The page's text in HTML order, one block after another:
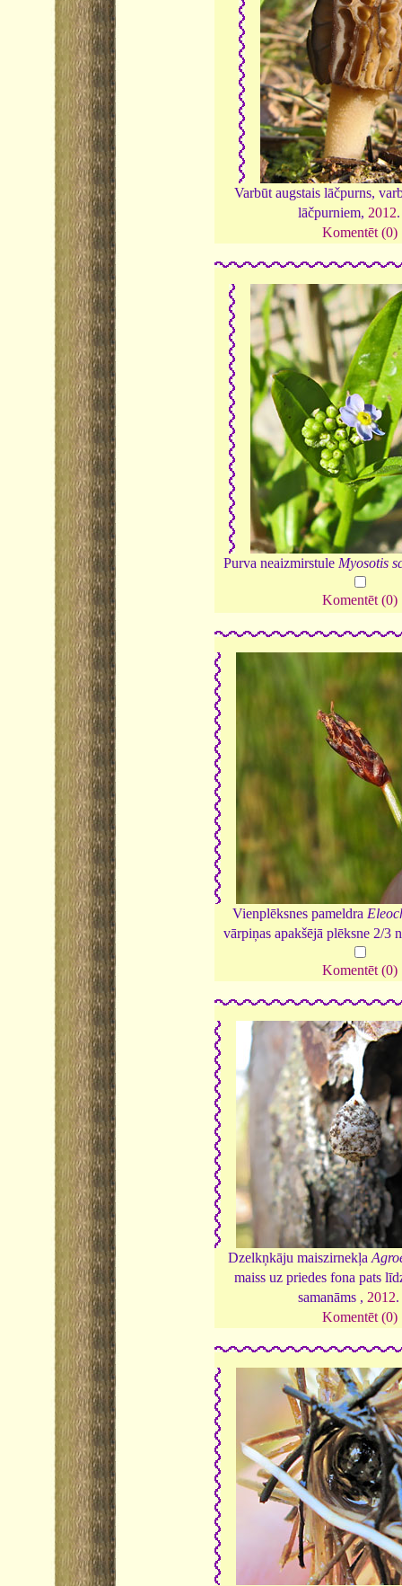
Varbūt augstais lāčpurns,
lāčpurniem, 2012
Komentēt (0)
Purva neaizmirstule Myosotis
Komentēt (0)
Vienplēksnes pameldra
vārpiņas apakšējā plēksne 2/3
Komentēt (0)
Dzelkņkāju maiszirnekļa
maiss uz priedes fona pats
samanāms , 2012
Komentēt (0)